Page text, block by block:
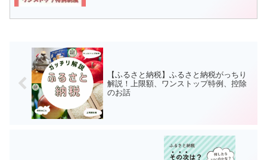
【ふるさと納税】ふるさと納税がっちり
解説！上限額、ワンストップ特例、控除
のお話